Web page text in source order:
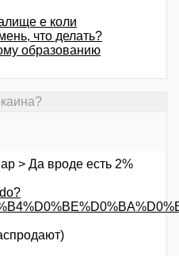
е коли
что делать?
образованию
> Да вроде есть 2%